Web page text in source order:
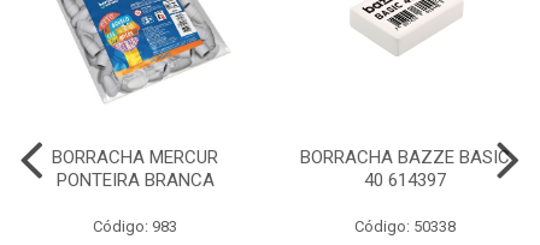
BORRACHA MERCUR
PONTEIRA BRANCA
Código: 983
BORRACHA BAZZE BASIC
40 614397
Código: 50338